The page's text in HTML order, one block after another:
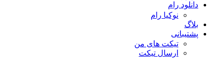
دانلود رام
نوکیا رام
بلاگ
پشتیبانی
تیکت های من
ارسال تیکت